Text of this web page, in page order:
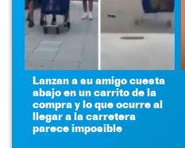
Lanzan a su amigo cuesta
abajo en un carrito de la
compra y lo que ocurre al
llegar a la carretera
parece imposible